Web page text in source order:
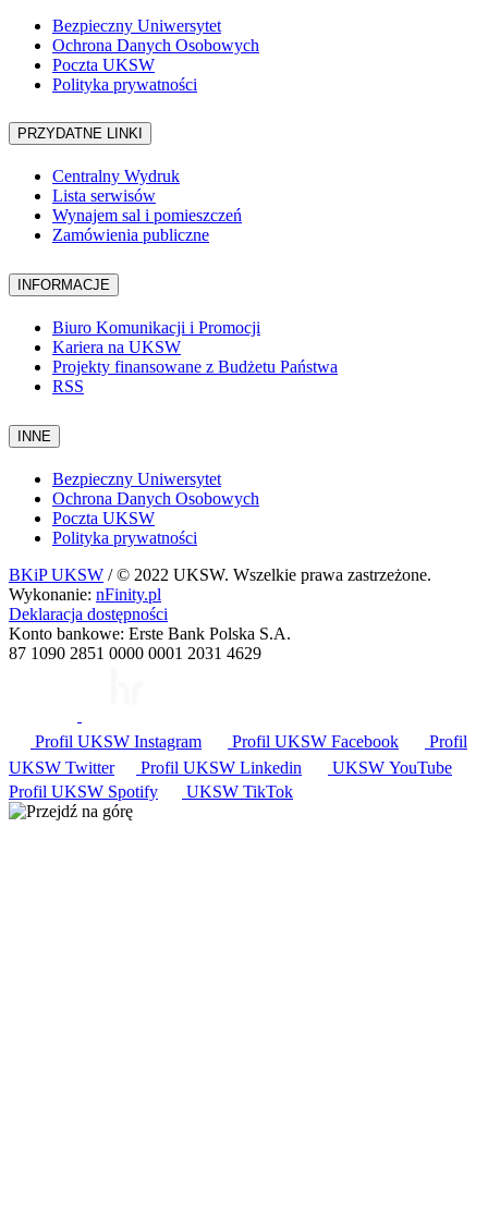
Bezpieczny Uniwersytet
Ochrona Danych Osobowych
Poczta UKSW
Polityka prywatności
PRZYDATNE LINKI
Centralny Wydruk
Lista serwisów
Wynajem sal i pomieszczeń
Zamówienia publiczne
INFORMACJE
Biuro Komunikacji i Promocji
Kariera na UKSW
Projekty finansowane z Budżetu Państwa
RSS
INNE
Bezpieczny Uniwersytet
Ochrona Danych Osobowych
Poczta UKSW
Polityka prywatności
BKiP UKSW / © 2022 UKSW. Wszelkie prawa zastrzeżone.
Wykonanie: nFinity.pl
Deklaracja dostępności
Konto bankowe: Erste Bank Polska S.A.
87 1090 2851 0000 0001 2031 4629
Profil UKSW Instagram Profil UKSW Facebook
Profil
UKSW Twitter Profil UKSW Linkedin UKSW YouTube
Profil UKSW Spotify UKSW TikTok